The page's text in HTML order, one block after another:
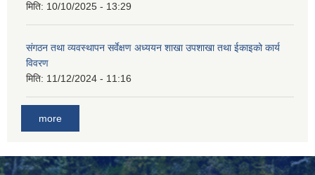
मिति: 10/10/2025 - 13:29
संगठन तथा व्यवस्थापन सर्वेक्षण अध्ययन शाखा उपशाखा तथा ईकाइको कार्य
विवरण
मिति: 11/12/2024 - 11:16
more